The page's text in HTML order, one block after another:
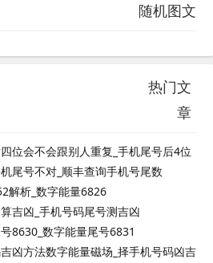
随机图文
热门文
章
位会不会跟别人重复_手机尾号后4位
尾号不对_顺丰查询手机号尾数
解析_数字能量6826
吉凶_手机号码尾号测吉凶
8630_数字能量尾号6831
凶方法数字能量磁场_择手机号码凶吉